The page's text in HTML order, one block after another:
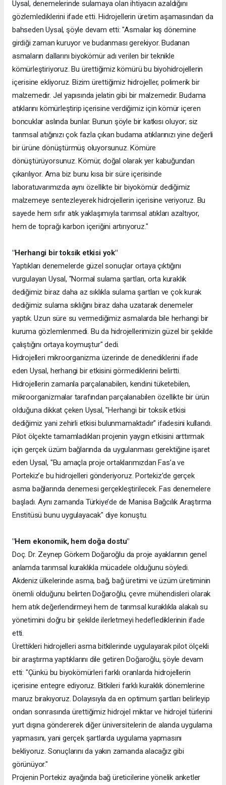
Uysal, denemelerinde sulamaya olan ihtiyacın azaldığını
gözlemlediklerini ifade etti. Hidrojellerin üretim aşamasından da
bahseden Uysal, şöyle devam etti: "Asmalar kış dönemine
girdiği zaman kuruyor ve budanması gerekiyor. Budanan
asmaların dallarını biyokömür adı verilen bir teknikle
kömürleştiriyoruz. Bu ürettiğimiz kömürü bu biyohidrojellerin
içerisine ekliyoruz. Bizim ürettiğimiz hidrojeller, polimerik bir
malzemedir. Jel yapısında jelatin gibi bir malzemedir. Budama
atıklarını kömürleştirip içerisine verdiğimiz için kömür içeren
boncuklar aslında bunlar. Bunun şöyle bir katkısı oluyor; siz
tarımsal atığınızı çok fazla çıkan budama atıklarınızı yine değerli
bir ürüne dönüştürmüş oluyorsunuz. Kömüre
dönüştürüyorsunuz. Kömür, doğal olarak yer kabuğundan
çıkarılıyor. Ama biz bunu kısa bir süre içerisinde
laboratuvarımızda aynı özellikte bir biyokömür dediğimiz
malzemeye sentezleyerek hidrojellerin içerisine veriyoruz. Bu
sayede hem sıfır atık yaklaşımıyla tarımsal atıkları azaltıyor,
hem de toprağı karbon içeriğini artırıyoruz."
"Herhangi bir toksik etkisi yok"
Yaptıkları denemelerde güzel sonuçlar ortaya çıktığını
vurgulayan Uysal, "Normal sulama şartları, orta kuraklık
dediğimiz biraz daha az sıklıkla sulama şartları ve çok kurak
dediğimiz sulama sıklığını biraz daha uzatarak denemeler
yaptık. Uzun süre su vermediğimiz asmalarda bile herhangi bir
kuruma gözlemlenmedi. Bu da hidrojellerimizin güzel bir şekilde
çalıştığını ortaya koymuştur" dedi.
Hidrojelleri mikroorganizma üzerinde de denediklerini ifade
eden Uysal, herhangi bir etkisini görmediklerini belirtti.
Hidrojellerin zamanla parçalanabilen, kendini tüketebilen,
mikroorganizmalar tarafından parçalanabilen özellikte bir ürün
olduğuna dikkat çeken Uysal, "Herhangi bir toksik etkisi
dediğimiz yani zehirli etkisi bulunmamaktadır" ifadesini kullandı.
Pilot ölçekte tamamladıkları projenin yaygın etkisini arttırmak
için gerçek üzüm bağlarında da uygulanması gerektiğine işaret
eden Uysal, "Bu amaçla proje ortaklarımızdan Fas’a ve
Portekiz’e bu hidrojelleri gönderiyoruz. Portekiz’de gerçek
asma bağlarında denemesi gerçekleştirilecek. Fas denemelere
başladı. Aynı zamanda Türkiye’de de Manisa Bağcılık Araştırma
Enstitüsü bunu uygulayacak" diye konuştu.
"Hem ekonomik, hem doğa dostu"
Doç. Dr. Zeynep Görkem Doğaroğlu da proje ayaklarının genel
anlamda tarımsal kuraklıkla mücadele olduğunu söyledi.
Akdeniz ülkelerinde asma, bağ, bağ üretimi ve üzüm üretiminin
önemli olduğunu belirten Doğaroğlu, çevre mühendisleri olarak
hem atık değerlendirmeyi hem de tarımsal kuraklıkla alakalı su
yönetimini doğru bir şekilde ilerletmeyi hedeflediklerinin ifade
etti.
Ürettikleri hidrojelleri asma bitkilerinde uygulayarak pilot ölçekli
bir araştırma yaptıklarını dile getiren Doğaroğlu, şöyle devam
etti: "Çünkü bu biyokömürleri farklı oranlarda hidrojellerin
içerisine entegre ediyoruz. Bitkileri farklı kuraklık dönemlerine
maruz bırakıyoruz. Dolayısıyla da en optimum şartları belirleyip
ondan sonrasında ürettiğimiz hidrojel miktar ve hidrojel türlerini
yurt dışına göndererek diğer üniversitelerin de alanda uygulama
yapmasını, yani gerçek şartlarda uygulama yapmasını
bekliyoruz. Sonuçlarını da yakın zamanda alacağız gibi
görünüyor."
Projenin Portekiz ayağında bağ üreticilerine yönelik anketler